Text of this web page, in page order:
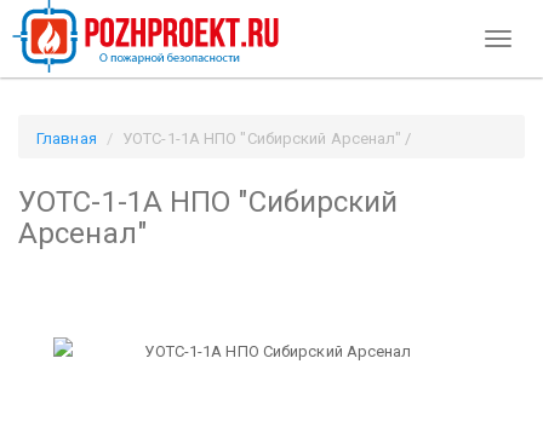
Главная
УОТС-1-1А НПО "Сибирский Арсенал" /
УОТС-1-1А НПО "Сибирский
Арсенал"